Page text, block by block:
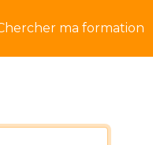
ma formation